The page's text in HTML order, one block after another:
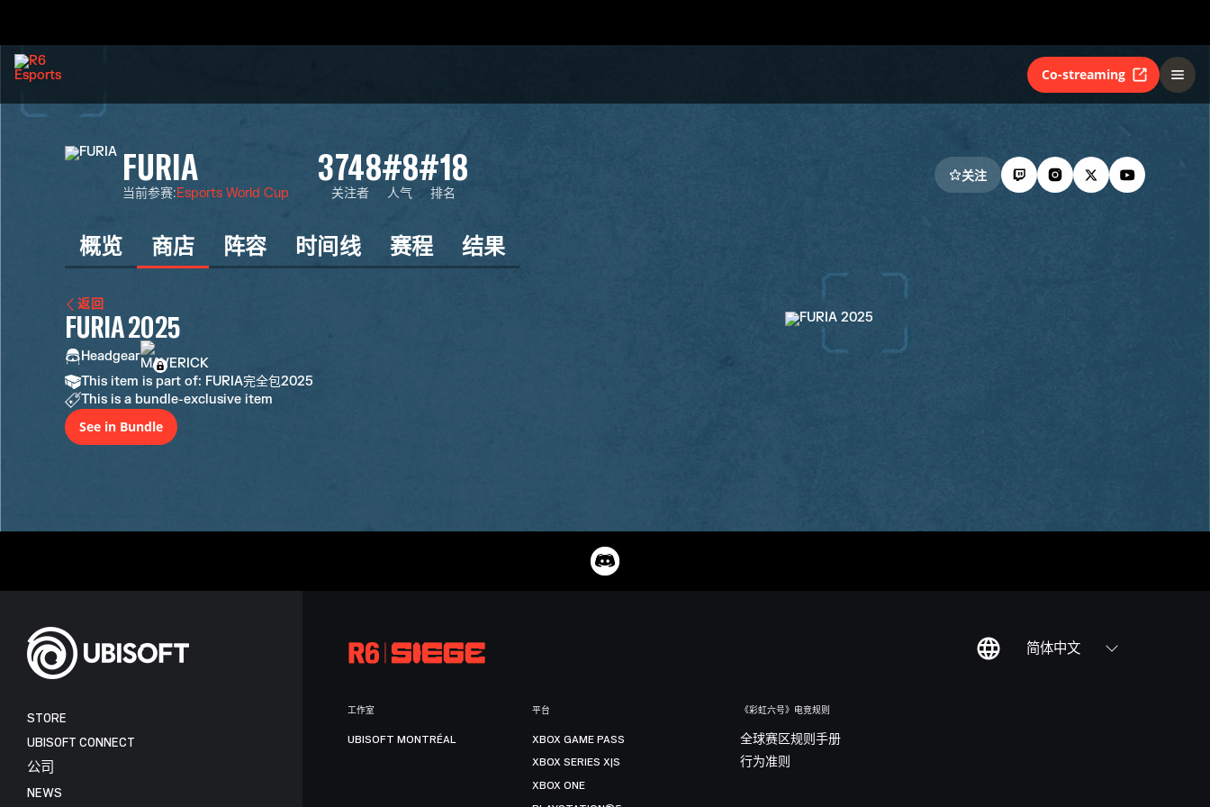
Co-streaming
FURIA
当前参赛:Esports World Cup
3748
关注者
#8
人气
#18
排名
关注
概览 商店 阵容 时间线 赛程 结果
返回
FURIA 2025
Headgear
This item is part of: FURIA完全包2025
This is a bundle-exclusive item
See in Bundle
简体中文
STORE
UBISOFT CONNECT
公司
NEWS
工作室
UBISOFT MONTRÉAL
平台
XBOX GAME PASS
XBOX SERIES X|S
XBOX ONE
《彩虹六号》电竞规则
全球赛区规则手册
行为准则